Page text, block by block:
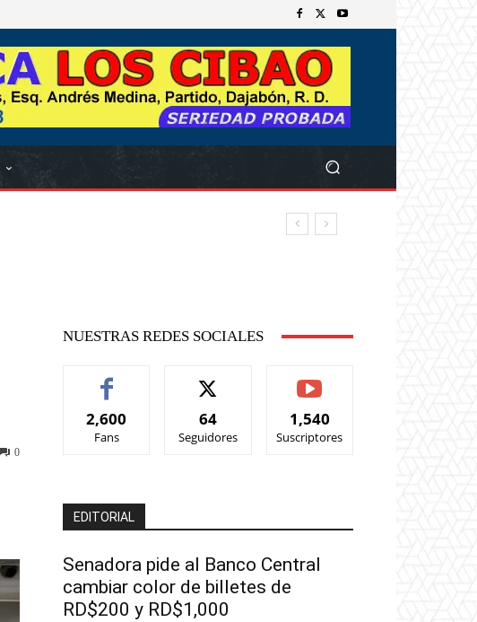
0
NUESTRAS REDES SOCIALES
2,600
Fans
64
Seguidores
1,540
Suscriptores
EDITORIAL
Senadora pide al Banco Central
cambiar color de billetes de
RD$200 y RD$1,000